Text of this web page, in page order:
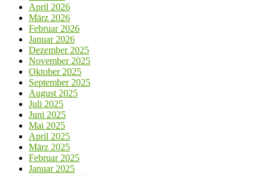
April 2026
März 2026
Februar 2026
Januar 2026
Dezember 2025
November 2025
Oktober 2025
September 2025
August 2025
Juli 2025
Juni 2025
Mai 2025
April 2025
März 2025
Februar 2025
Januar 2025